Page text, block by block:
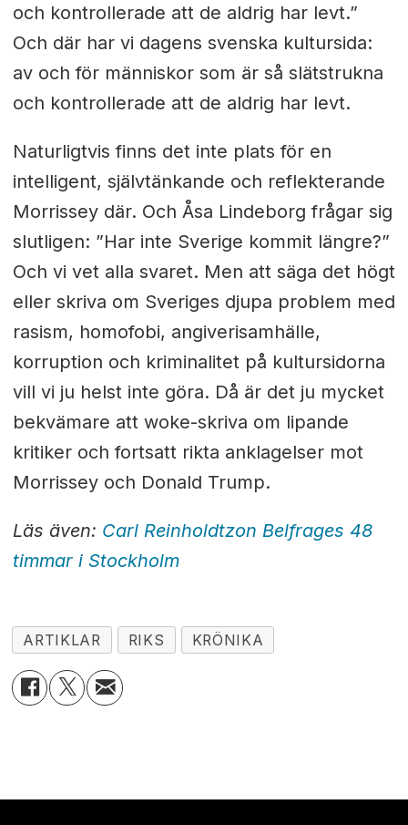
och kontrollerade att de aldrig har levt.”
Och där har vi dagens svenska kultursida:
av och för människor som är så slätstrukna
och kontrollerade att de aldrig har levt.
Naturligtvis finns det inte plats för en
intelligent, självtänkande och reflekterande
Morrissey där. Och Åsa Lindeborg frågar sig
slutligen: ”Har inte Sverige kommit längre?”
Och vi vet alla svaret. Men att säga det högt
eller skriva om Sveriges djupa problem med
rasism, homofobi, angiverisamhälle,
korruption och kriminalitet på kultursidorna
vill vi ju helst inte göra. Då är det ju mycket
bekvämare att woke-skriva om lipande
kritiker och fortsatt rikta anklagelser mot
Morrissey och Donald Trump.
Läs även: Carl Reinholdtzon Belfrages 48
timmar i Stockholm
ARTIKLAR RIKS KRÖNIKA